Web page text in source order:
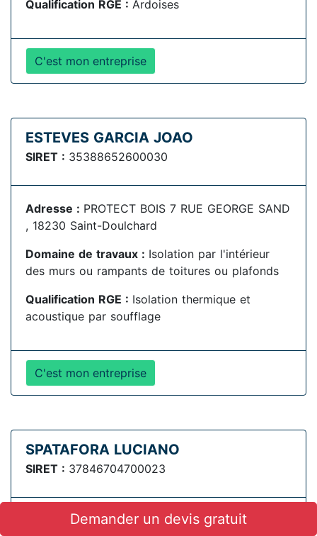
Qualification RGE : Ardoises
C'est mon entreprise
ESTEVES GARCIA JOAO
SIRET : 35388652600030
Adresse : PROTECT BOIS 7 RUE GEORGE SAND
, 18230 Saint-Doulchard
Domaine de travaux : Isolation par l'intérieur
des murs ou rampants de toitures ou plafonds
Qualification RGE : Isolation thermique et
acoustique par soufflage
C'est mon entreprise
SPATAFORA LUCIANO
SIRET : 37846704700023
Adresse :LD LES HOUILLIERES , 18170
Demander un devis gratuit